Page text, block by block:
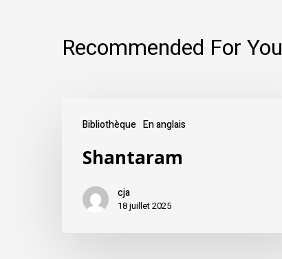
Recommended For You
Bibliothèque En anglais
Shantaram
cja
18 juillet 2025